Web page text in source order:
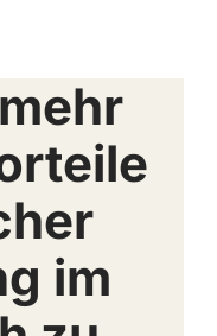
im